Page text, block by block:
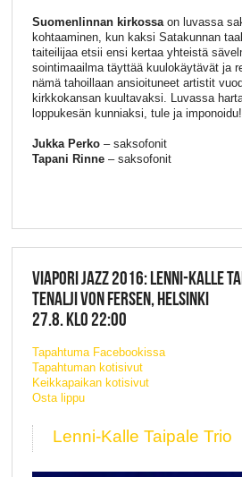
Suomenlinnan kirkossaon luvassa
kohtaaminen, kun kaksi Satakunnan
taiteilijaa etsii ensi kertaa yhteistä
sointimaailma täyttää kuulokäytävät ja
nämä tahoillaan ansioituneet artistit
kirkkokansan kuultavaksi. Luvassa
loppukesän kunniaksi, tule ja imponoidu!
Jukka Perko– saksofonit
Tapani Rinne– saksofonit
VIAPORI JAZZ 2016: LENNI-KALLE
TENALJI VON FERSEN, HELSINKI
27.8. KLO 22:00
Tapahtuma Facebookissa
Tapahtuman kotisivut
Keikkapaikan kotisivut
Osta lippu
Lenni-Kalle Taipale Trio